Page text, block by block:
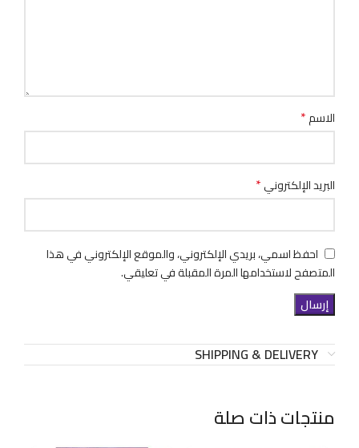
الاسم*
البريد الإلكتروني*
احفظ اسمي، بريدي الإلكتروني، والموقع الإلكتروني في هذا
المتصفح لاستخدامها المرة المقبلة في تعليقي.
SHIPPING & DELIVERY
منتجات ذات صلة